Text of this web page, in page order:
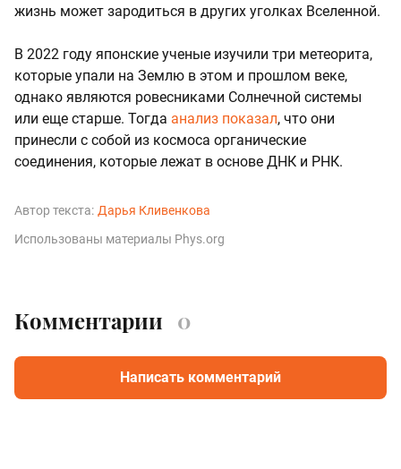
жизнь может зародиться в других уголках Вселенной.
В 2022 году японские ученые изучили три метеорита,
которые упали на Землю в этом и прошлом веке,
однако являются ровесниками Солнечной системы
или еще старше. Тогда анализ показал, что они
принесли с собой из космоса органические
соединения, которые лежат в основе ДНК и РНК.
Автор текста: Дарья Кливенкова
Использованы материалы Phys.org
Комментарии 0
Написать комментарий